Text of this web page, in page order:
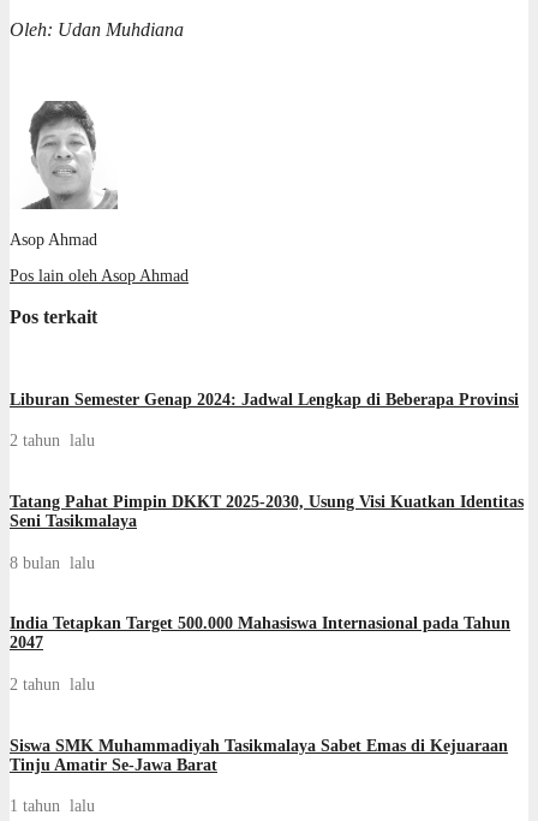
Oleh: Udan Muhdiana
Asop Ahmad
Pos lain oleh Asop Ahmad
Pos terkait
Liburan Semester Genap 2024: Jadwal Lengkap di Beberapa Provinsi
2 tahun lalu
Tatang Pahat Pimpin DKKT 2025-2030, Usung Visi Kuatkan Identitas
Seni Tasikmalaya
8 bulan lalu
India Tetapkan Target 500.000 Mahasiswa Internasional pada Tahun
2047
2 tahun lalu
Siswa SMK Muhammadiyah Tasikmalaya Sabet Emas di Kejuaraan
Tinju Amatir Se-Jawa Barat
1 tahun lalu